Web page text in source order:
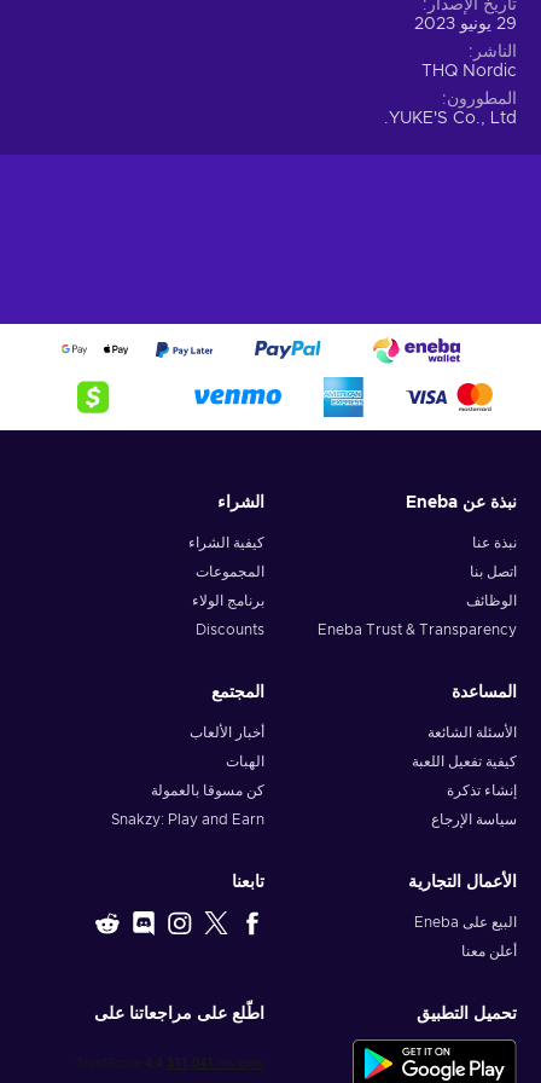
Online co-op – You can connect with friends over the
internet for joint missions;
PvP – You directly play against other player-controlled
characters;
Realistic graphics – Explore the gorgeous, highly
realistic environments brought to life via lighting, detailed
Team-based – You have to cooperate with your
teammates to complete matches;
Violent – This title includes blood, gore, gruesome
deaths, and other depictions of violence;
تاريخ الإصدار
29 يونيو 2023
الناشر
THQ Nordic
المطورون
YUKE'S Co., Ltd.
نبذة عن Eneba
نبذة عنا
اتصل بنا
الوظائف
Eneba Trust & Transparency
الشراء
كيفية الشراء
المجموعات
برنامج الولاء
Discounts
المساعدة
الأسئلة الشائعة
كيفية تفعيل اللعبة
إنشاء تذكرة
سياسة الإرجاع
المجتمع
أخبار الألعاب
الهبات
كن مسوقا بالعمولة
Snakzy: Play and Earn
الأعمال التجارية
البيع على Eneba
أعلن معنا
تابعنا
تحميل التطبيق اطّلع على مراجعاتنا على